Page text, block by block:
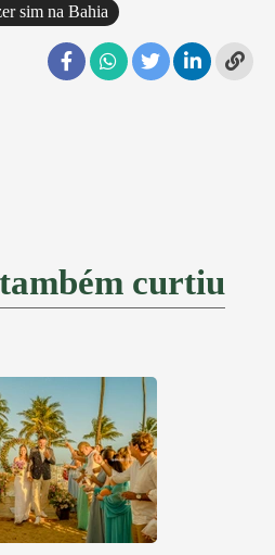
sim na Bahia
curtiu